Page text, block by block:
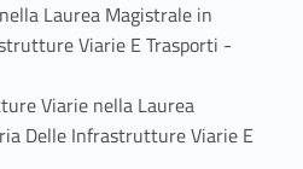
Laurea Magistrale in
Viarie E Trasporti -
Viarie nella Laurea
Delle Infrastrutture Viarie E